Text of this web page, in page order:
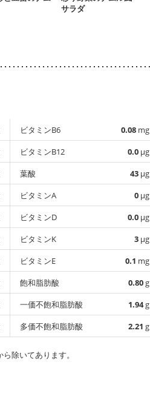
サラダ
ビタミンB6 0.08 mg
ビタミンB12
0.0 µg
葉酸
43 µg
ビタミンA
0 µg
ビタミンD
0.0 µg
ビタミンK
3 µg
ビタミンE
0.1 mg
飽和脂肪酸
0.80g
一価不飽和脂肪酸
1.94g
多価不飽和脂肪酸
2.21 g
除いてあります。